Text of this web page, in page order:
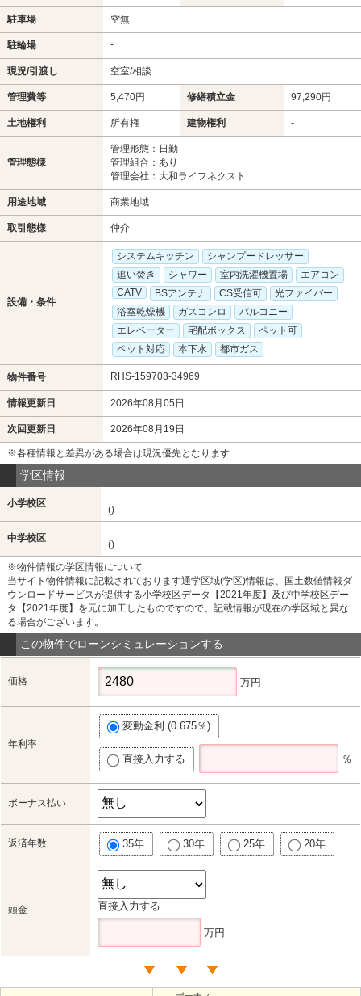
駐車場 空無
駐輪場 -
現況/引渡し 空室/相談
管理費等 5,470円 修繕積立金 97,290円
土地権利 所有権 建物権利 -
管理態様
管理形態：日勤
管理組合：あり
管理会社：大和ライフネクスト
用途地域 商業地域
取引態様 仲介
設備・条件
システムキッチン
シャンプードレッサー
追い焚き
シャワー 室内洗濯機置場
エアコン
CATV
BSアンテナ CS受信可
光ファイバー
浴室乾燥機
ガスコンロ
バルコニー
エレベーター
宅配ボックス
ペット可
ペット対応
本下水 都市ガス
物件番号 RHS-159703-34969
情報更新日 2026年08月05日
次回更新日 2026年08月19日
※各種情報と差異がある場合は現況優先となります
学区情報
小学校区
()
中学校区
()
※物件情報の学区情報について
当サイト物件情報に記載されております通学区域(学区)情報は、国土数値情報ダ
ウンロードサービスが提供する小学校区データ【2021年度】及び中学校区デー
タ【2021年度】を元に加工したものですので、記載情報が現在の学区域と異な
る場合がございます。
この物件でローンシミュレーションする
価格 万円
年利率
変動金利 (0.675％)
直接入力する ％
ボーナス払い
返済年数 35年 30年 25年 20年
頭金 直接入力する
万円